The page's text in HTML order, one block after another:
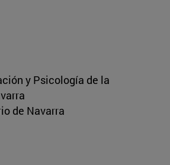
y Psicología de la
de Navarra